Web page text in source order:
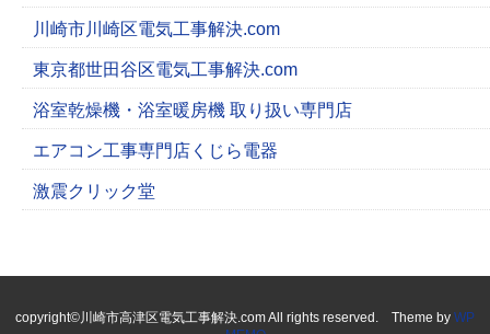
川崎市川崎区電気工事解決.com
東京都世田谷区電気工事解決.com
浴室乾燥機・浴室暖房機 取り扱い専門店
エアコン工事専門店くじら電器
激震クリック堂
copyright©川崎市高津区電気工事解決.com All rights reserved. Theme by WP